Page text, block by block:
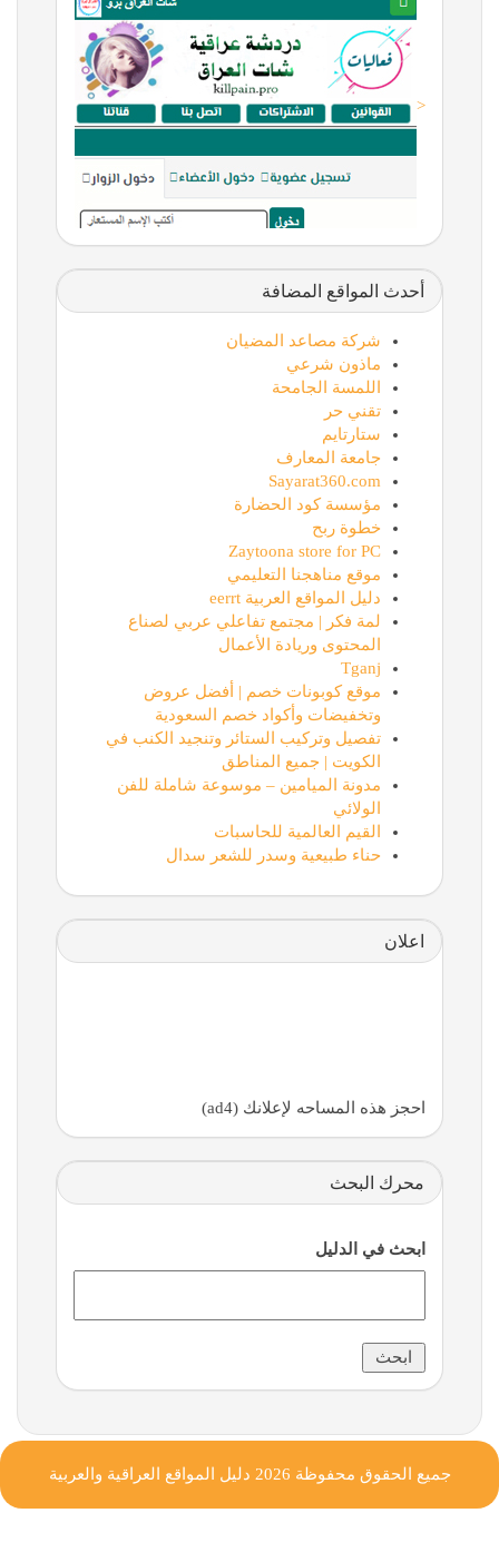
<
أحدث المواقع المضافة
شركة مصاعد المضيان
ماذون شرعي
اللمسة الجامحة
تقني حر
ستارتايم
جامعة المعارف
Sayarat360.com
مؤسسة كود الحضارة
خطوة ربح
Zaytoona store for PC
موقع مناهجنا التعليمي
دليل المواقع العربية eerrt
لمة فكر | مجتمع تفاعلي عربي لصناع
المحتوى وريادة الأعمال
Tganj
موقع كوبونات خصم | أفضل عروض
وتخفيضات وأكواد خصم السعودية
تفصيل وتركيب الستائر وتنجيد الكنب في
الكويت | جميع المناطق
مدونة الميامين – موسوعة شاملة للفن
الولائي
القيم العالمية للحاسبات
حناء طبيعية وسدر للشعر سدال
اعلان
احجز هذه المساحه لإعلانك (ad4)
محرك البحث
ابحث في الدليل
جميع الحقوق محفوظة 2026 دليل المواقع العراقية والعربية